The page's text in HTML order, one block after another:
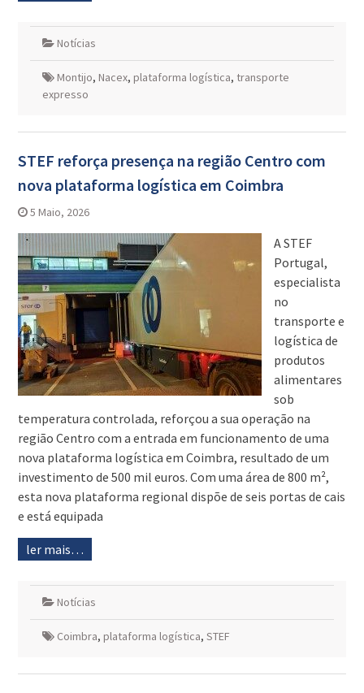
Notícias
Montijo, Nacex, plataforma logística, transporte
expresso
STEF reforça presença na região Centro com
nova plataforma logística em Coimbra
5 Maio, 2026
A STEF
Portugal,
especialista
no
transporte e
logística de
produtos
alimentares
sob
temperatura controlada, reforçou a sua operação na
região Centro com a entrada em funcionamento de uma
nova plataforma logística em Coimbra, resultado de um
investimento de 500 mil euros. Com uma área de 800 m²,
esta nova plataforma regional dispõe de seis portas de cais
e está equipada
ler mais…
Notícias
Coimbra, plataforma logística, STEF